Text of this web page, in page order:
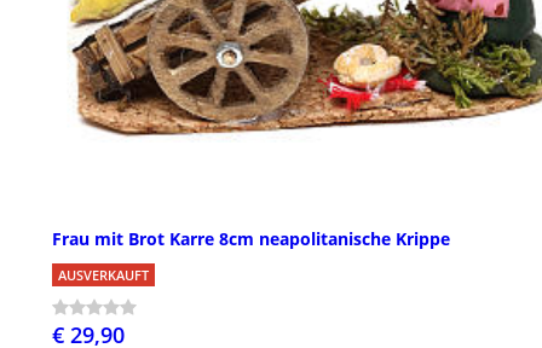
Frau mit Brot Karre 8cm neapolitanische Krippe
AUSVERKAUFT
€ 29,90